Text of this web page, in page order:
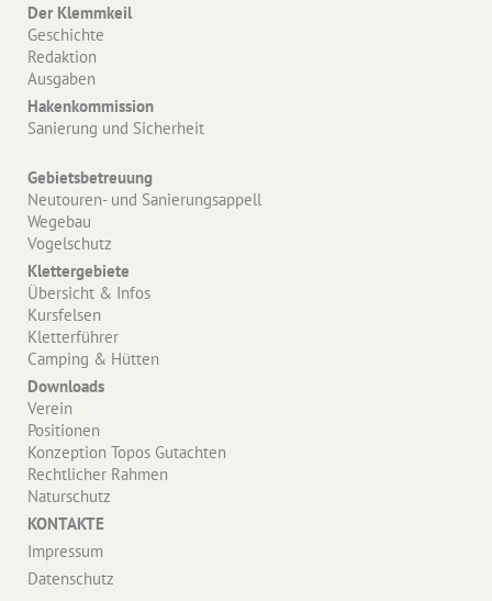
Der Klemmkeil
Geschichte
Redaktion
Ausgaben
Hakenkommission
Sanierung und Sicherheit
Gebietsbetreuung
Neutouren- und Sanierungsappell
Wegebau
Vogelschutz
Klettergebiete
Übersicht & Infos
Kursfelsen
Kletterführer
Camping & Hütten
Downloads
Verein
Positionen
Konzeption Topos Gutachten
Rechtlicher Rahmen
Naturschutz
KONTAKTE
Impressum
Datenschutz